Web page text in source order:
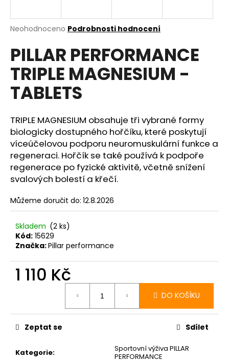
Průměrné
produktu
je
0,0
5
hvězdiček.
Neohodnoceno Podrobnosti hodnocení
PILLAR PERFORMANCE
TRIPLE MAGNESIUM -
TABLETS
TRIPLE MAGNESIUM obsahuje tři vybrané formy
biologicky dostupného hořčíku, které poskytují
víceúčelovou podporu neuromuskulární funkce a
regeneraci. Hořčík se také používá k podpoře
regenerace po fyzické aktivitě, včetně snížení
svalových bolestí a křečí.
Můžeme doručit do: 12.8.2026
Skladem (2 ks)
Kód: 15629
Značka:Pillar performance
1 110 Kč
DO KOŠÍKU
Kategorie:
Sportovní výživa PILLAR
PERFORMANCE
Zeptat se Sdílet
j
t
?
HLEDAT
D
o
p
o
r
u
č
u
e
BOTY
CRAFT
PRO